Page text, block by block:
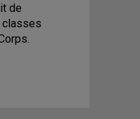
de
classes